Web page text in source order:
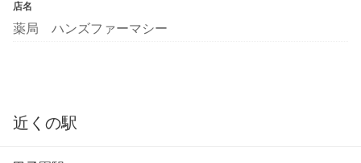
店名
薬局 ハンズファーマシー
近くの駅